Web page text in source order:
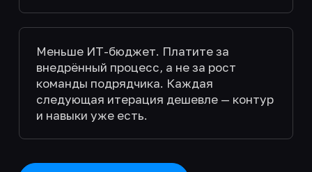
Меньше ИТ-бюджет. Платите за
внедрённый процесс, а не за рост
команды подрядчика. Каждая
следующая итерация дешевле — контур
и навыки уже есть.